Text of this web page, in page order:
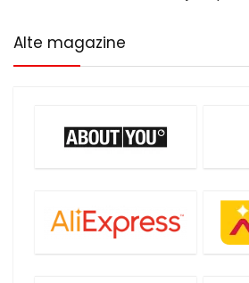
Alte magazine